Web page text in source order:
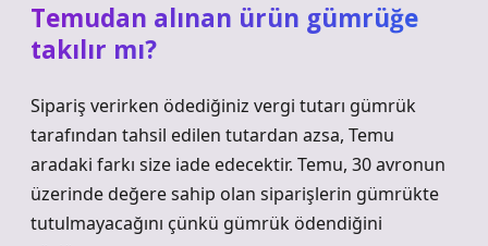
Temudan alınan ürün gümrüğe
takılır mı?
Sipariş verirken ödediğiniz vergi tutarı gümrük
tarafından tahsil edilen tutardan azsa, Temu
aradaki farkı size iade edecektir. Temu, 30 avronun
üzerinde değere sahip olan siparişlerin gümrükte
tutulmayacağını çünkü gümrük ödendiğini